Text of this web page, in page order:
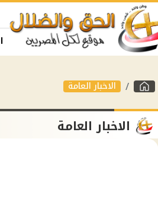
الاخبار العامة
الاخبار العامة